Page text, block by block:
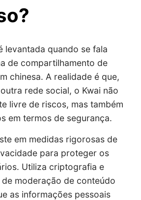
levantada quando se fala
de compartilhamento de
chinesa. A realidade é que,
rede social, o Kwai não
livre de riscos, mas também
em termos de segurança.
em medidas rigorosas de
para proteger os
Utiliza criptografia e
moderação de conteúdo
as informações pessoais